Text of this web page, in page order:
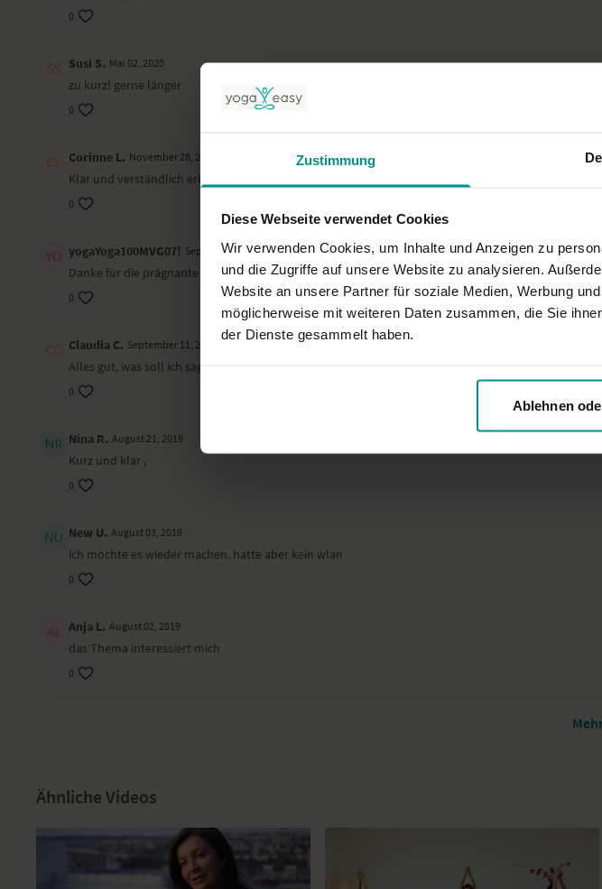
Zustimmung
Diese Webseite verwendet Cookies
Wir verwenden Cookies, um Inhalte und Anzeigen zu
und die Zugriffe auf unsere Website zu analysieren.
Website an unsere Partner für soziale Medien, Werbung
möglicherweise mit weiteren Daten zusammen, die Sie
der Dienste gesammelt haben.
Ablehnen
0
Susi S. Mai 02, 2020
zu kurz! gerne länger
0
Corinne L. November 28, 2019
Klar und verständlich erklärt ! Merci
0
yogaYoga100MVG07! September 14, 2019
Danke für die prägnante Ausführung. Namasté
0
Claudia C. September 11, 2019
Alles gut, was soll ich sagen ... gute Infos
0
Nina R. August 21, 2019
Kurz und klar ,
0
New U. August 03, 2019
ich möchte es wieder machen. hatte aber kein wlan
0
Anja L. August 02, 2019
das Thema interessiert mich
0
Ähnliche Videos